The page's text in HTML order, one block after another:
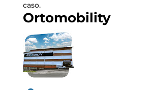
caso.
Ortomobility